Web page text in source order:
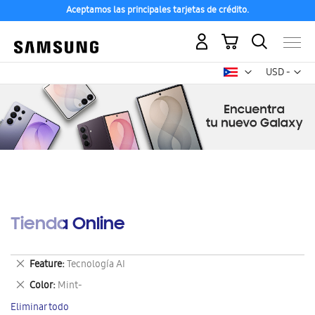
Aceptamos las principales tarjetas de crédito.
USD -
dólar
Mi carrito
Tienda Online
Feature Tecnología AI
Eliminar
este
artículo
Color Mint-
Eliminar
este
Eliminar todo